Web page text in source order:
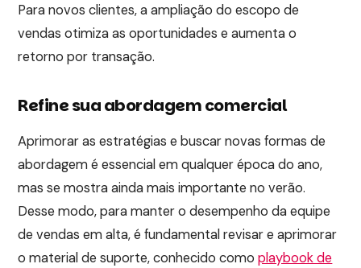
Para novos clientes, a ampliação do escopo de
vendas otimiza as oportunidades e aumenta o
retorno por transação.
Refine sua abordagem comercial
Aprimorar as estratégias e buscar novas formas de
abordagem é essencial em qualquer época do ano,
mas se mostra ainda mais importante no verão.
Desse modo, para manter o desempenho da equipe
de vendas em alta, é fundamental revisar e aprimorar
o material de suporte, conhecido comoplaybook de